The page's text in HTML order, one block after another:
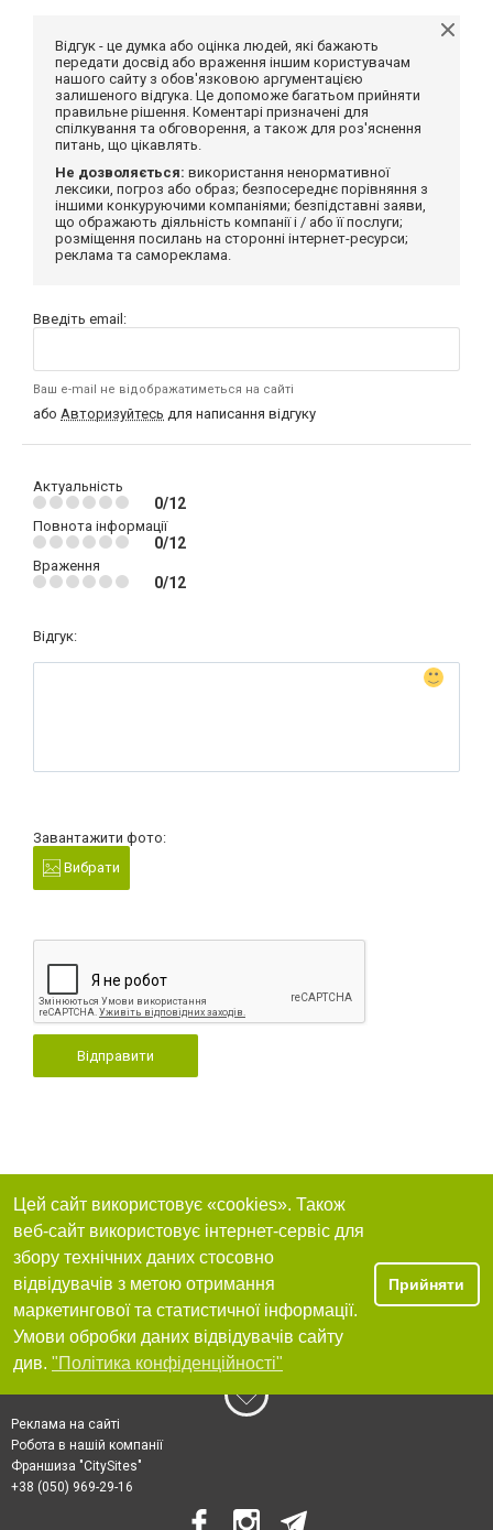
Відгук - це думка або оцінка людей, які бажають
передати досвід або враження іншим користувачам
нашого сайту з обов'язковою аргументацією
залишеного відгука. Це допоможе багатьом прийняти
правильне рішення. Коментарі призначені для
спілкування та обговорення, а також для роз'яснення
питань, що цікавлять.
Не дозволяється: використання ненормативної
лексики, погроз або образ; безпосереднє порівняння з
іншими конкуруючими компаніями; безпідставні заяви,
що ображають діяльність компанії і / або її послуги;
розміщення посилань на сторонні інтернет-ресурси;
реклама та самореклама.
Введіть email:
Ваш e-mail не відображатиметься на сайті
або Авторизуйтесь для написання відгуку
Актуальність
0/12
Повнота інформації
0/12
Враження
0/12
Відгук:
Завантажити фото:
Вибрати
Відправити
Цей сайт використовує «cookies». Також
веб-сайт використовує інтернет-сервіс для
збору технічних даних стосовно
відвідувачів з метою отримання
маркетингової та статистичної інформації.
Умови обробки даних відвідувачів сайту
див. "Політика конфіденційності"
Прийняти
Реклама на сайті
Робота в нашій компанії
Франшиза "CitySites"
+38 (050) 969-29-16